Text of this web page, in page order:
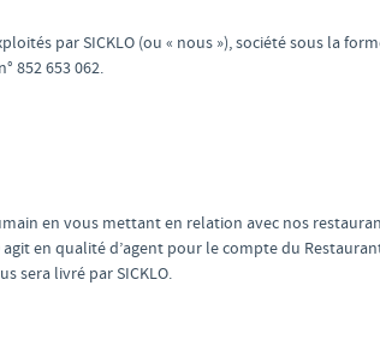
par SICKLO (ou « nous »), société sous la
852 653 062.
en vous mettant en relation avec nos
en qualité d’agent pour le compte du
sera livré par SICKLO.